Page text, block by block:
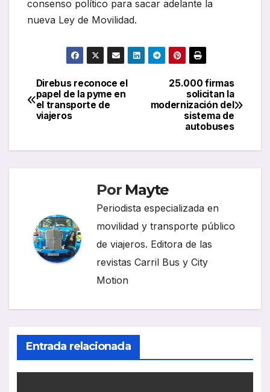
consenso político para sacar adelante la
nueva Ley de Movilidad.
Navegación
de
25.000 firmas
solicitan la
modernización del
sistema de
autobuses
Direbus reconoce el
papel de la pyme en
el transporte de
viajeros
Por Mayte
Periodista especializada en
movilidad y transporte público
de viajeros. Editora de las
revistas Carril Bus y City
Motion
Entrada relacionada